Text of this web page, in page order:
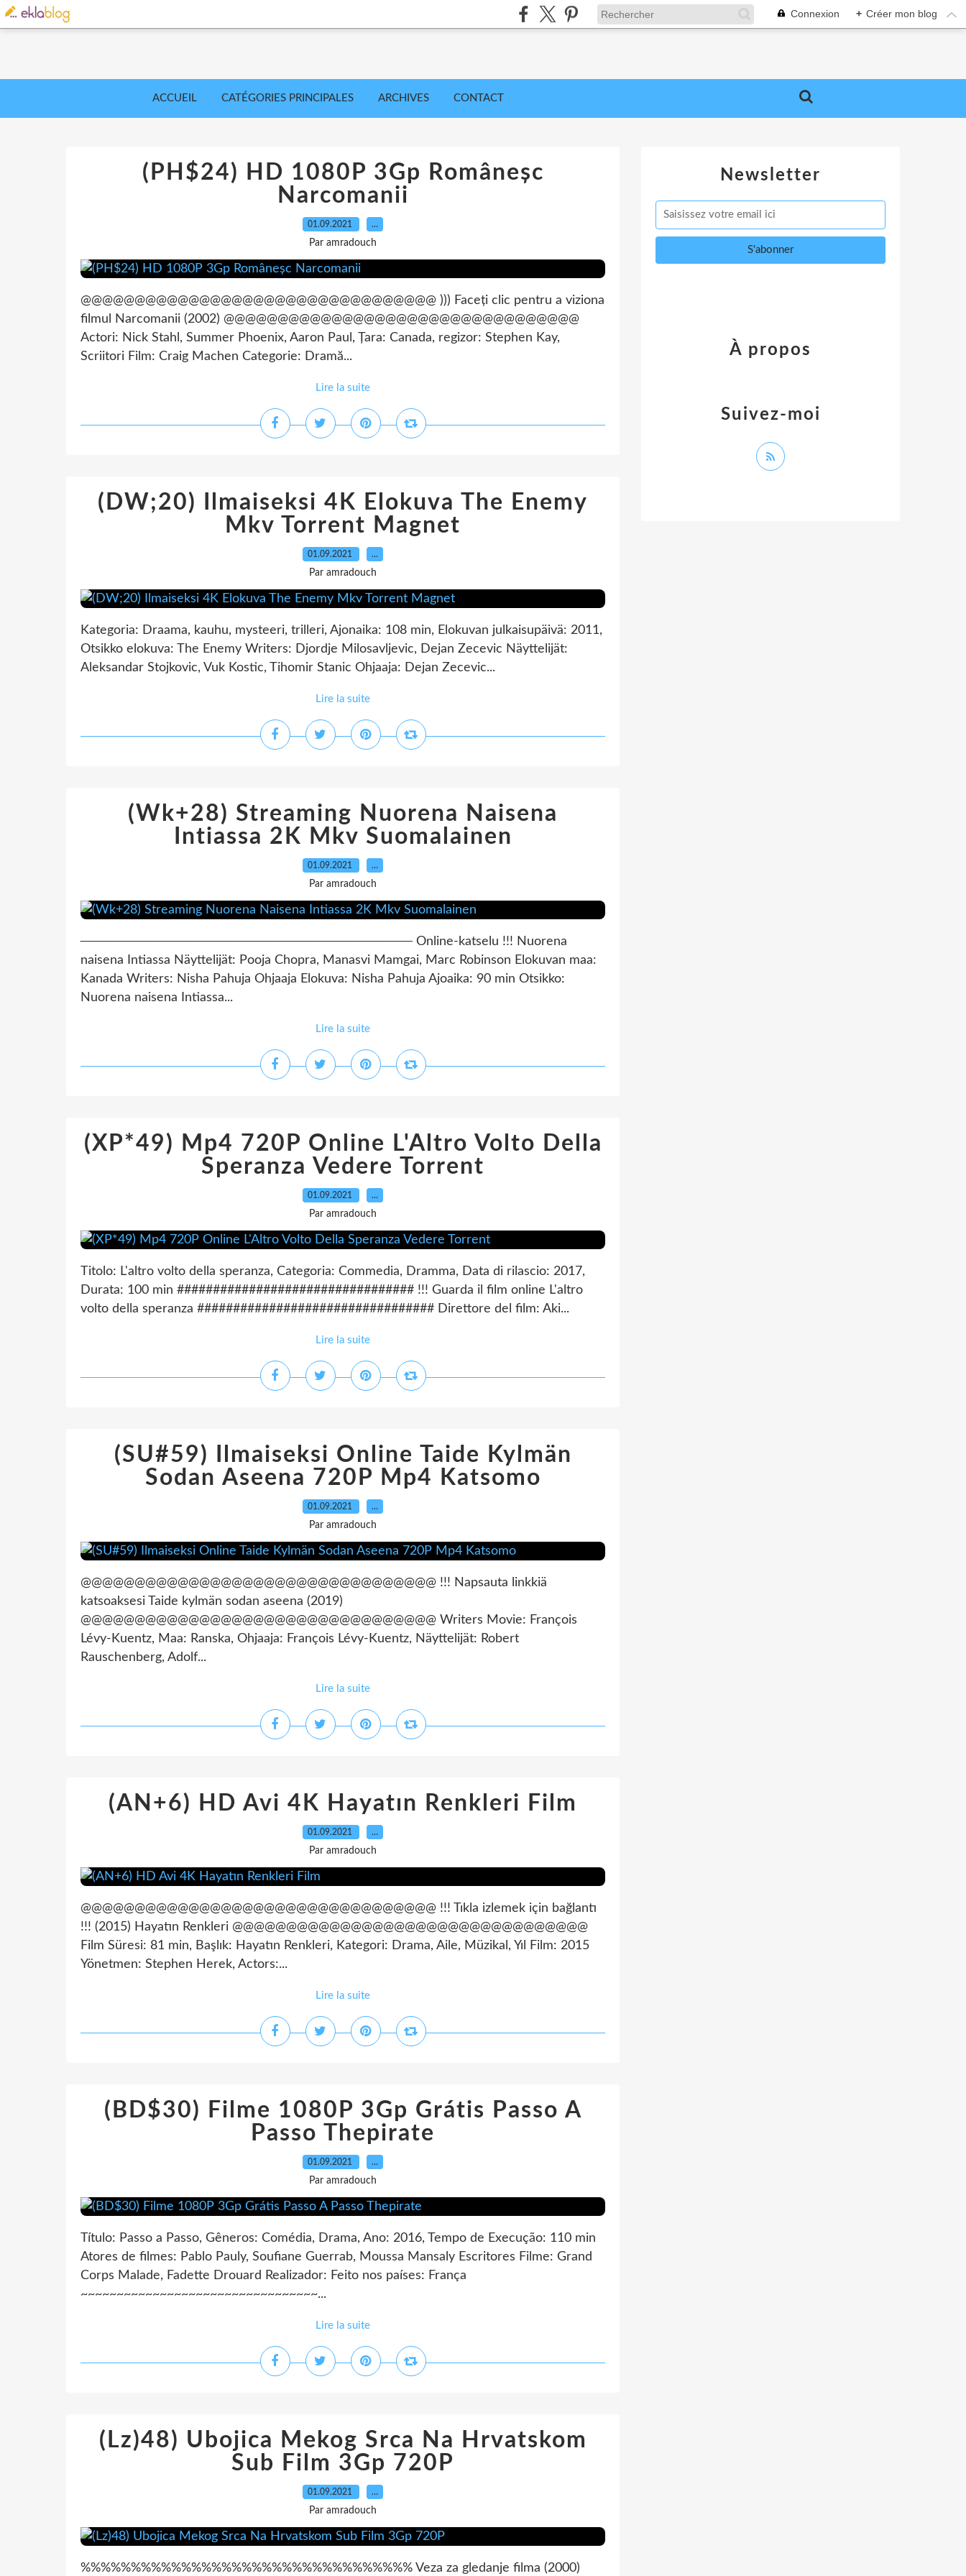
Connexion + Créer mon blog
ACCUEIL CATÉGORIES PRINCIPALES ARCHIVES CONTACT
(PH$24) HD 1080P 3Gp Româneșc
Narcomanii
01.09.2021 …
Par amradouch
@@@@@@@@@@@@@@@@@@@@@@@@@@@@@@@@@ ))) Faceți clic pentru a viziona
filmul Narcomanii (2002) @@@@@@@@@@@@@@@@@@@@@@@@@@@@@@@@@
Actori: Nick Stahl, Summer Phoenix, Aaron Paul, Țara: Canada, regizor: Stephen Kay,
Scriitori Film: Craig Machen Categorie: Dramă...
Lire la suite
(DW;20) Ilmaiseksi 4K Elokuva The Enemy
Mkv Torrent Magnet
01.09.2021 …
Par amradouch
Kategoria: Draama, kauhu, mysteeri, trilleri, Ajonaika: 108 min, Elokuvan julkaisupäivä: 2011,
Otsikko elokuva: The Enemy Writers: Djordje Milosavljevic, Dejan Zecevic Näyttelijät:
Aleksandar Stojkovic, Vuk Kostic, Tihomir Stanic Ohjaaja: Dejan Zecevic...
Lire la suite
(Wk+28) Streaming Nuorena Naisena
Intiassa 2K Mkv Suomalainen
01.09.2021 …
Par amradouch
───────────────────────────────── Online-katselu !!! Nuorena
naisena Intiassa Näyttelijät: Pooja Chopra, Manasvi Mamgai, Marc Robinson Elokuvan maa:
Kanada Writers: Nisha Pahuja Ohjaaja Elokuva: Nisha Pahuja Ajoaika: 90 min Otsikko:
Nuorena naisena Intiassa...
Lire la suite
(XP*49) Mp4 720P Online L'Altro Volto Della
Speranza Vedere Torrent
01.09.2021 …
Par amradouch
Titolo: L'altro volto della speranza, Categoria: Commedia, Dramma, Data di rilascio: 2017,
Durata: 100 min ################################# !!! Guarda il film online L'altro
volto della speranza ################################# Direttore del film: Aki...
Lire la suite
(SU#59) Ilmaiseksi Online Taide Kylmän
Sodan Aseena 720P Mp4 Katsomo
01.09.2021 …
Par amradouch
@@@@@@@@@@@@@@@@@@@@@@@@@@@@@@@@@ !!! Napsauta linkkiä
katsoaksesi Taide kylmän sodan aseena (2019)
@@@@@@@@@@@@@@@@@@@@@@@@@@@@@@@@@ Writers Movie: François
Lévy-Kuentz, Maa: Ranska, Ohjaaja: François Lévy-Kuentz, Näyttelijät: Robert
Rauschenberg, Adolf...
Lire la suite
(AN+6) HD Avi 4K Hayatın Renkleri Film
01.09.2021 …
Par amradouch
@@@@@@@@@@@@@@@@@@@@@@@@@@@@@@@@@ !!! Tıkla izlemek için bağlantı
!!! (2015) Hayatın Renkleri @@@@@@@@@@@@@@@@@@@@@@@@@@@@@@@@@
Film Süresi: 81 min, Başlık: Hayatın Renkleri, Kategori: Drama, Aile, Müzikal, Yıl Film: 2015
Yönetmen: Stephen Herek, Actors:...
Lire la suite
(BD$30) Filme 1080P 3Gp Grátis Passo A
Passo Thepirate
01.09.2021 …
Par amradouch
Título: Passo a Passo, Gêneros: Comédia, Drama, Ano: 2016, Tempo de Execução: 110 min
Atores de filmes: Pablo Pauly, Soufiane Guerrab, Moussa Mansaly Escritores Filme: Grand
Corps Malade, Fadette Drouard Realizador: Feito nos países: França
~~~~~~~~~~~~~~~~~~~~~~~~~~~~~~~~~...
Lire la suite
(Lz)48) Ubojica Mekog Srca Na Hrvatskom
Sub Film 3Gp 720P
01.09.2021 …
Par amradouch
%%%%%%%%%%%%%%%%%%%%%%%%%%%%%%%%% Veza za gledanje filma (2000)
Newsletter
Suivez-moi
À propos